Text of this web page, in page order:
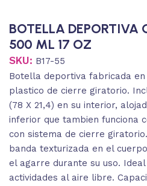
BOTELLA DEPORTIVA
500 ML 17 OZ
SKU: B17-55
Botella deportiva fabricada en
plastico de cierre giratorio.
(78 X 21,4) en su interior,
inferior que tambien funciona
con sistema de cierre
banda texturizada en el
el agarre durante su uso.
actividades al aire libre.